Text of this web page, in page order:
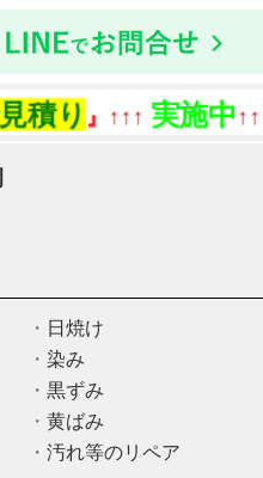
』↑↑↑実施中↑↑↑『
日焼け
染み
黒ずみ
黄ばみ
汚れ等のリペア